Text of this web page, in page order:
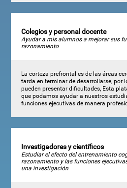
Colegios y personal docente
Ayudar a mis alumnos a mejorar sus
razonamiento
La corteza prefrontal es de las áreas
tarda en terminar de desarrollarse, por
pueden presentar dificultades, Esta
que podamos ayudar a nuestros
funciones ejecutivas de manera
Investigadores y científicos
Estudiar el efecto del entrenamiento
razonamiento y las funciones
una investigación